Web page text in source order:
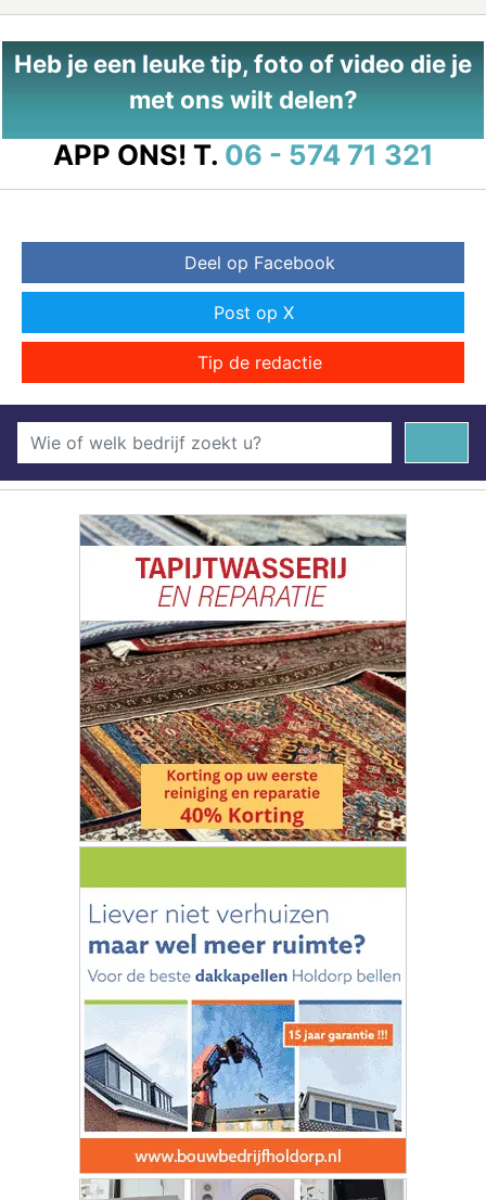
Heb je een leuke tip, foto of video die je
met ons wilt delen?
APP ONS! T. 06 - 574 71 321
Deel op Facebook
Post op X
Tip de redactie